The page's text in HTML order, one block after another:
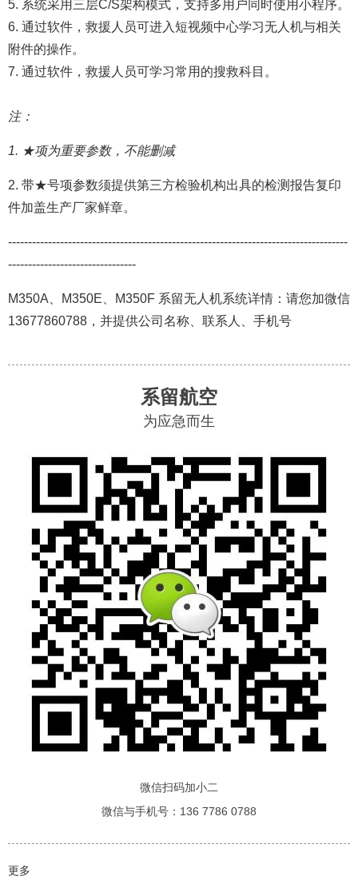
5. 系统采用三层C/S架构模式，支持多用户同时使用小程序。
6. 通过软件，救援人员可进入短视频中心学习无人机与相关
附件的操作。
7. 通过软件，救援人员可学习常用的搜救科目。
注：
1. ★项为重要参数，不能删减
2. 带★号项参数须提供第三方检验机构出具的检测报告复印
件加盖生产厂家鲜章。
-------------------------------------------------------------------------------------
--------------------------------
M350A、M350E、M350F 系留无人机系统详情：请您加微信
13677860788，并提供公司 名称、联系人、手机号
系留航空
为应急而生
微信扫码加小二
微信与手机号：136 7786 0788
更多